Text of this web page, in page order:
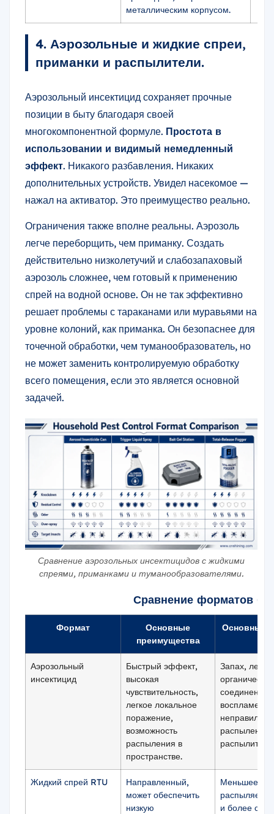
металлическим корпусом.
4. Аэрозольные и жидкие спреи,
приманки и распылители.
Аэрозольный инсектицид сохраняет прочные
позиции в быту благодаря своей
многокомпонентной формуле. Простота в
использовании и видимый немедленный
эффект. Никакого разбавления. Никаких
дополнительных устройств. Увидел насекомое —
нажал на активатор. Это преимущество реально.
Ограничения также вполне реальны. Аэрозоль
легче переборщить, чем приманку. Создать
действительно низколетучий и слабозапаховый
аэрозоль сложнее, чем готовый к применению
спрей на водной основе. Он не так эффективно
решает проблемы с тараканами или муравьями на
уровне колоний, как приманка. Он безопаснее для
точечной обработки, чем туманообразователь, но
не может заменить контролируемую обработку
всего помещения, если это является основной
задачей.
Сравнение аэрозольных инсектицидов с жидкими
спреями, приманками и туманообразователями.
Сравнение форматов
Формат
Основные
преимущества
Основные
Аэрозольный
инсектицид
Быстрый эффект,
высокая
чувствительность,
легкое локальное
поражение,
возможность
распыления в
пространстве.
Запах,
органические
соединения,
Жидкий спрей RTU
Направленный,
может обеспечить
низкую
Меньшее
и более